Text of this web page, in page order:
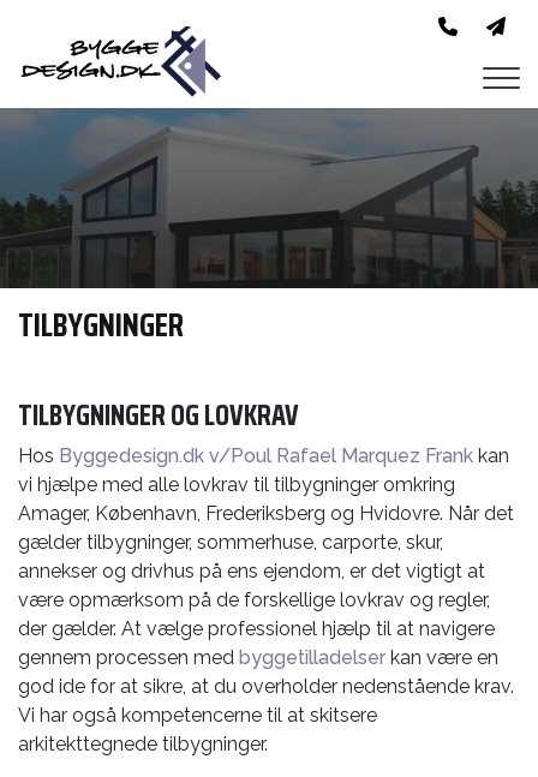
hovedindhold
TILBYGNINGER
TILBYGNINGER OG LOVKRAV
Hos Byggedesign.dk v/Poul Rafael Marquez Frank kan
vi hjælpe med alle lovkrav til tilbygninger omkring
Amager, København, Frederiksberg og Hvidovre. Når det
gælder tilbygninger, sommerhuse, carporte, skur,
annekser og drivhus på ens ejendom, er det vigtigt at
være opmærksom på de forskellige lovkrav og regler,
der gælder. At vælge professionel hjælp til at navigere
gennem processen med byggetilladelser kan være en
god ide for at sikre, at du overholder nedenstående krav.
Vi har også kompetencerne til at skitsere
arkitekttegnede tilbygninger.